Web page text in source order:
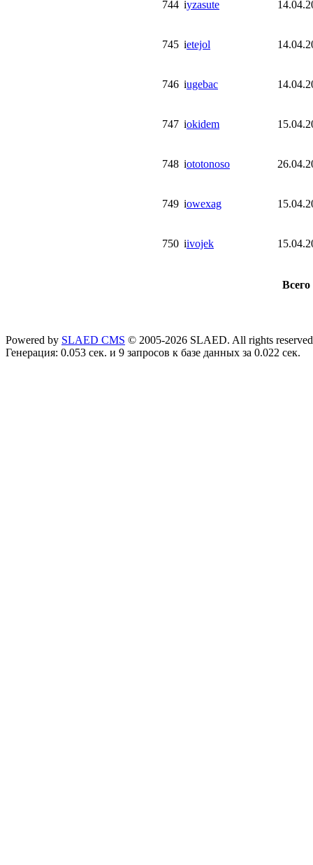
744 iyzasute
745 ietejol
746 iugebac
747 iokidem
748 iototonoso
749 iowexag
750 iivojek
Powered by SLAED CMS © 2005-2026 SLAED. All rights
Генерация: 0.053 сек. и 9 запросов к базе данных за 0.022 сек.